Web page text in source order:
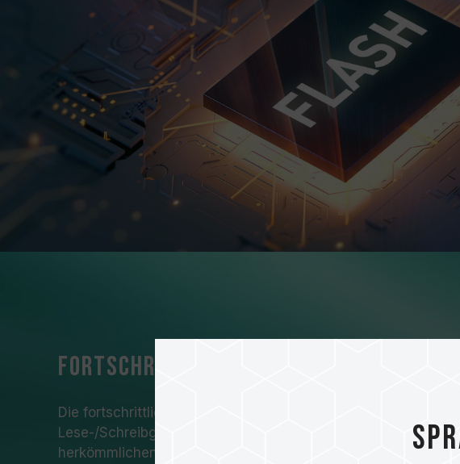
Fortschrittliche SLC-Caching-
Die fortschrittliche SLC-Caching-Algorithmus-Technologie
Lese-/Schreibgeschwindigkeit leicht
schneller als bei
herkömmlichen Festplatten.